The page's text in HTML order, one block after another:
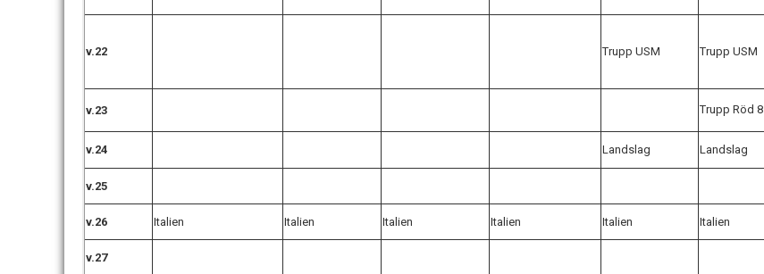
v.22 Trupp USM Trupp USM
v.23 Trupp Röd 8
v.24 Landslag Landslag
v.25
v.26 Italien Italien Italien Italien Italien Italien
v.27